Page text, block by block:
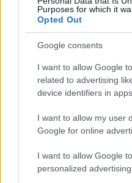
Purposes for which it
Opted Out
Google consents
I want to allow Google
related to advertising
device identifiers in apps.
I want to allow my user
Google for online
I want to allow Google
personalized advertising.
Auvernier közelében
420.5 mozdony vontatja
CargoSprinter pedig
forrása:Wikimedia
2002-ben a Siemens és
CargoSprinter két
kifejlesztette a vezető
"CargoMover"
automata jelzővezérlésű
egykocsis forgalom
munkálatok részeként a
szétszerelték. A
fölött és között